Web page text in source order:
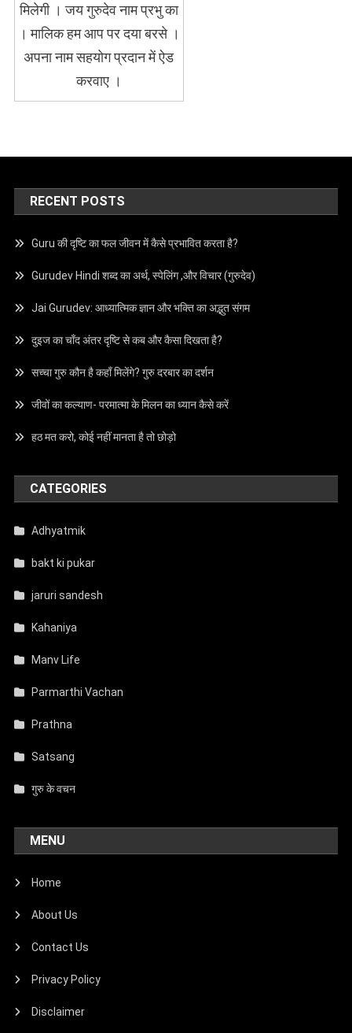
मिलेगी । जय गुरुदेव नाम प्रभु का
। मालिक हम आप पर दया बरसे ।
अपना नाम सहयोग प्रदान में ऐड
करवाए ।
RECENT POSTS
Guru की दृष्टि का फल जीवन में कैसे प्रभावित करता है?
Gurudev Hindi शब्द का अर्थ, स्पेलिंग ,और विचार (गुरुदेव)
Jai Gurudev: आध्यात्मिक ज्ञान और भक्ति का अद्भुत संगम
दुइज का चाँद अंतर दृष्टि से कब और कैसा दिखता है?
सच्चा गुरु कौन है कहाँ मिलेंगे? गुरु दरबार का दर्शन
जीवों का कल्याण- परमात्मा के मिलन का ध्यान कैसे करें
हठ मत करो, कोई नहीं मानता है तो छोड़ो
CATEGORIES
Adhyatmik
bakt ki pukar
jaruri sandesh
Kahaniya
Manv Life
Parmarthi Vachan
Prathna
Satsang
गुरु के वचन
MENU
Home
About Us
Contact Us
Privacy Policy
Disclaimer